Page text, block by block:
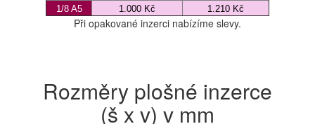
1/8 A5
1.000 Kč 1.210 Kč
Při opakované inzerci nabízíme slevy.
Rozměry plošné inzerce
(š x v) v mm